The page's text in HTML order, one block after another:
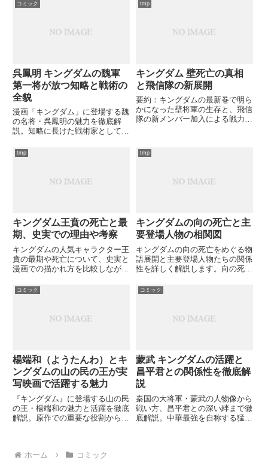
コミック
呉鳳明 キングダムの魏軍
第一将が放つ知略と戦術の
全貌
漫画「キングダム」に登場する魏
の名将・呉鳳明の魅力を徹底解
説。知略に長けた戦術家としての
しく紹介します。あなたはこの魏
の第一将の真の強さを知っていま
tmp
キングダム 壁死亡の真相
と飛信隊の新展開
要約：キングダムの最新巻で明ら
かになった壁将軍の生存と、飛信
隊の新メンバー加入による戦力強
な展開が待っているのでしょう
か？
tmp
キングダム王賁の死亡と最
期、史実での理由や考察
キングダムの人気キャラクター王
賁の最期や死亡について、史実と
漫画での描かれ方を比較しながら
うな最期を迎えたのでしょうか？
tmp
キングダムの向の死亡と主
要登場人物の相関図
キングダムの向の死亡をめぐる物
語展開と主要登場人物たちの関係
性を詳しく解説します。向の死が
響を与え、物語を動かしていくの
でしょうか？
コミック
楊端和（ようたんわ）とキ
ングダムの山の民の王が実
写映画で活躍する魅力
『キングダム』に登場する山の民
の王・楊端和の魅力と活躍を徹底
解説。原作での重要な役割から実
圧倒的なカリスマ性と戦略的思考
コミック
蒙武 キングダムの活躍と
昌平君との関係性を徹底解
説
秦国の大将軍・蒙武の人物像から
戦い方、昌平君との深い絆まで徹
底解説。中華最強を自称する猛将
ホーム
コミック